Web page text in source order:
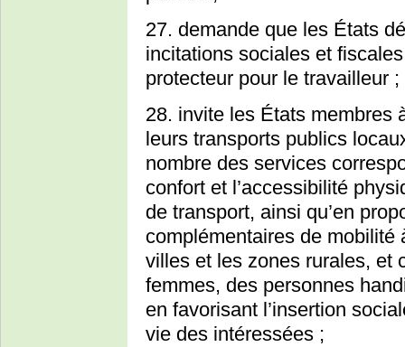
27. demande que les États
incitations sociales et
protecteur pour le travailleur ;
28. invite les États membres
leurs transports publics
nombre des services
confort et l’accessibilité
de transport, ainsi qu’en
complémentaires de
villes et les zones rurales, et
femmes, des personnes
en favorisant l’insertion
vie des intéressées ;